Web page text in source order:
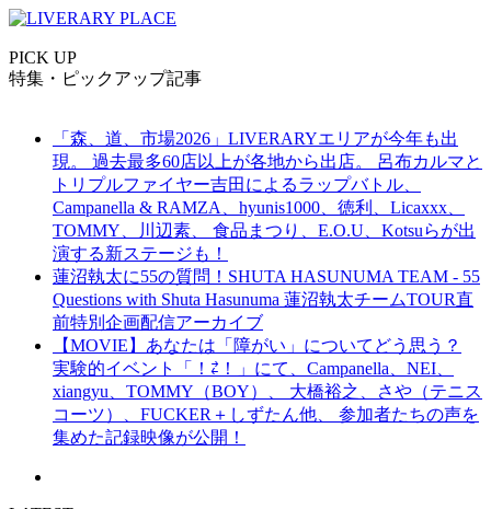
PICK UP
特集・ピックアップ記事
「森、道、市場2026」LIVERARYエリアが今年も出
現。 過去最多60店以上が各地から出店。 呂布カルマと
トリプルファイヤー吉田によるラップバトル、
Campanella & RAMZA、hyunis1000、徳利、Licaxxx、
TOMMY、川辺素、 食品まつり、E.O.U、Kotsuらが出
演する新ステージも！
蓮沼執太に55の質問！SHUTA HASUNUMA TEAM - 55
Questions with Shuta Hasunuma 蓮沼執太チームTOUR直
前特別企画配信アーカイブ
【MOVIE】あなたは「障がい」についてどう思う？
実験的イベント「！⇄！」にて、Campanella、NEI、
xiangyu、TOMMY（BOY）、 大橋裕之、さや（テニス
コーツ）、FUCKER＋しずたん他、 参加者たちの声を
集めた記録映像が公開！